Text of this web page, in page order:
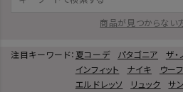
商品が見つからない
注目キーワード： 夏コーデ パタゴニア ザ・
インフィット
ナイキ ウー
エルドレッソ
リュック サ